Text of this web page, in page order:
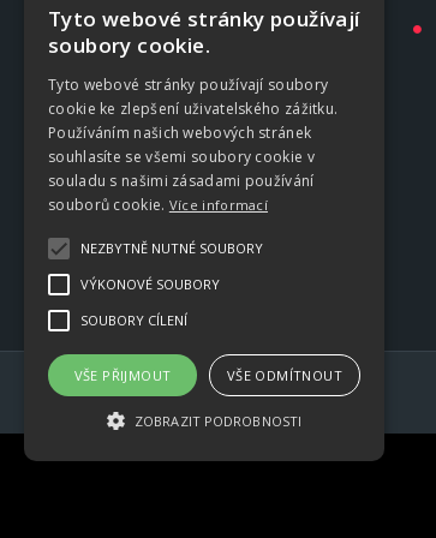
Tréninky
Tyto webové stránky používají
soubory cookie.
Tyto webové stránky používají soubory
cookie ke zlepšení uživatelského zážitku.
Používáním našich webových stránek
souhlasíte se všemi soubory cookie v
souladu s našimi zásadami používání
souborů cookie. Více informací
NEZBYTNĚ NUTNÉ SOUBORY
VÝKONOVÉ SOUBORY
SOUBORY CÍLENÍ
VŠE PŘIJMOUT VŠE ODMÍTNOUT
ZOBRAZIT PODROBNOSTI